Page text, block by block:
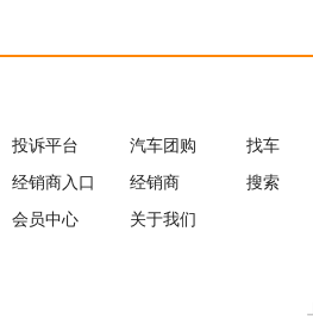
投诉平台 汽车团购
找车
经销商入口 经销商
搜索
会员中心 关于我们